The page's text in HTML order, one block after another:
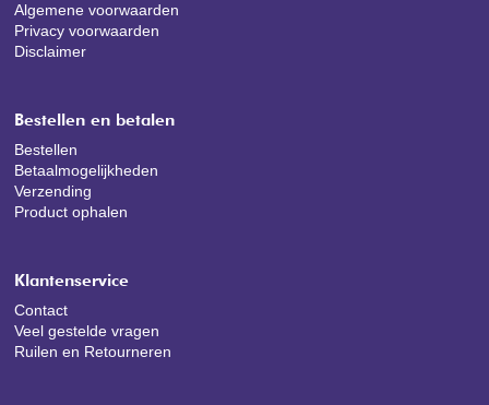
Algemene voorwaarden
Privacy voorwaarden
Disclaimer
Bestellen en betalen
Bestellen
Betaalmogelijkheden
Verzending
Product ophalen
Klantenservice
Contact
Veel gestelde vragen
Ruilen en Retourneren